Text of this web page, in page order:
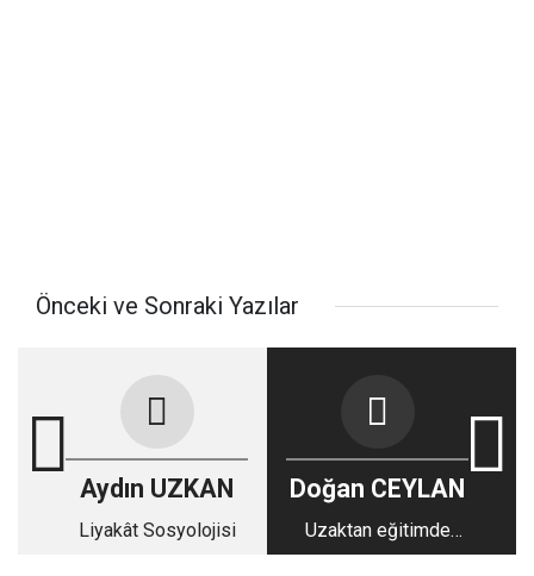
Önceki ve Sonraki Yazılar
Aydın UZKAN
Liyakât Sosyolojisi
Doğan CEYLAN
Uzaktan eğitimde
sınıf karmaşası